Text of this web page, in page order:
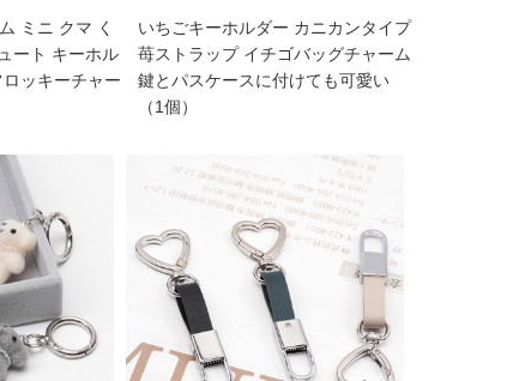
ミニ クマ く
ート キーホル
ッキーチャー
いちごキーホルダー カニカンタイプ
苺ストラップ イチゴバッグチャーム
鍵とパスケースに付けても可愛い
（1個）